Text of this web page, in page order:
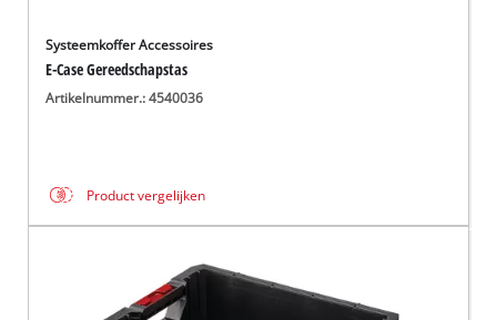
Systeemkoffer Accessoires
E-Case Gereedschapstas
Artikelnummer.: 4540036
Product vergelijken